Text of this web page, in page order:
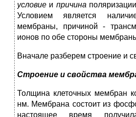
условие и причина
Условием является
мембраны, причиной -
ионов по обе стороны
Вначале разберем строение и
Строение и свойства
Толщина клеточных мембран
нм. Мембрана состоит из
настоящее время